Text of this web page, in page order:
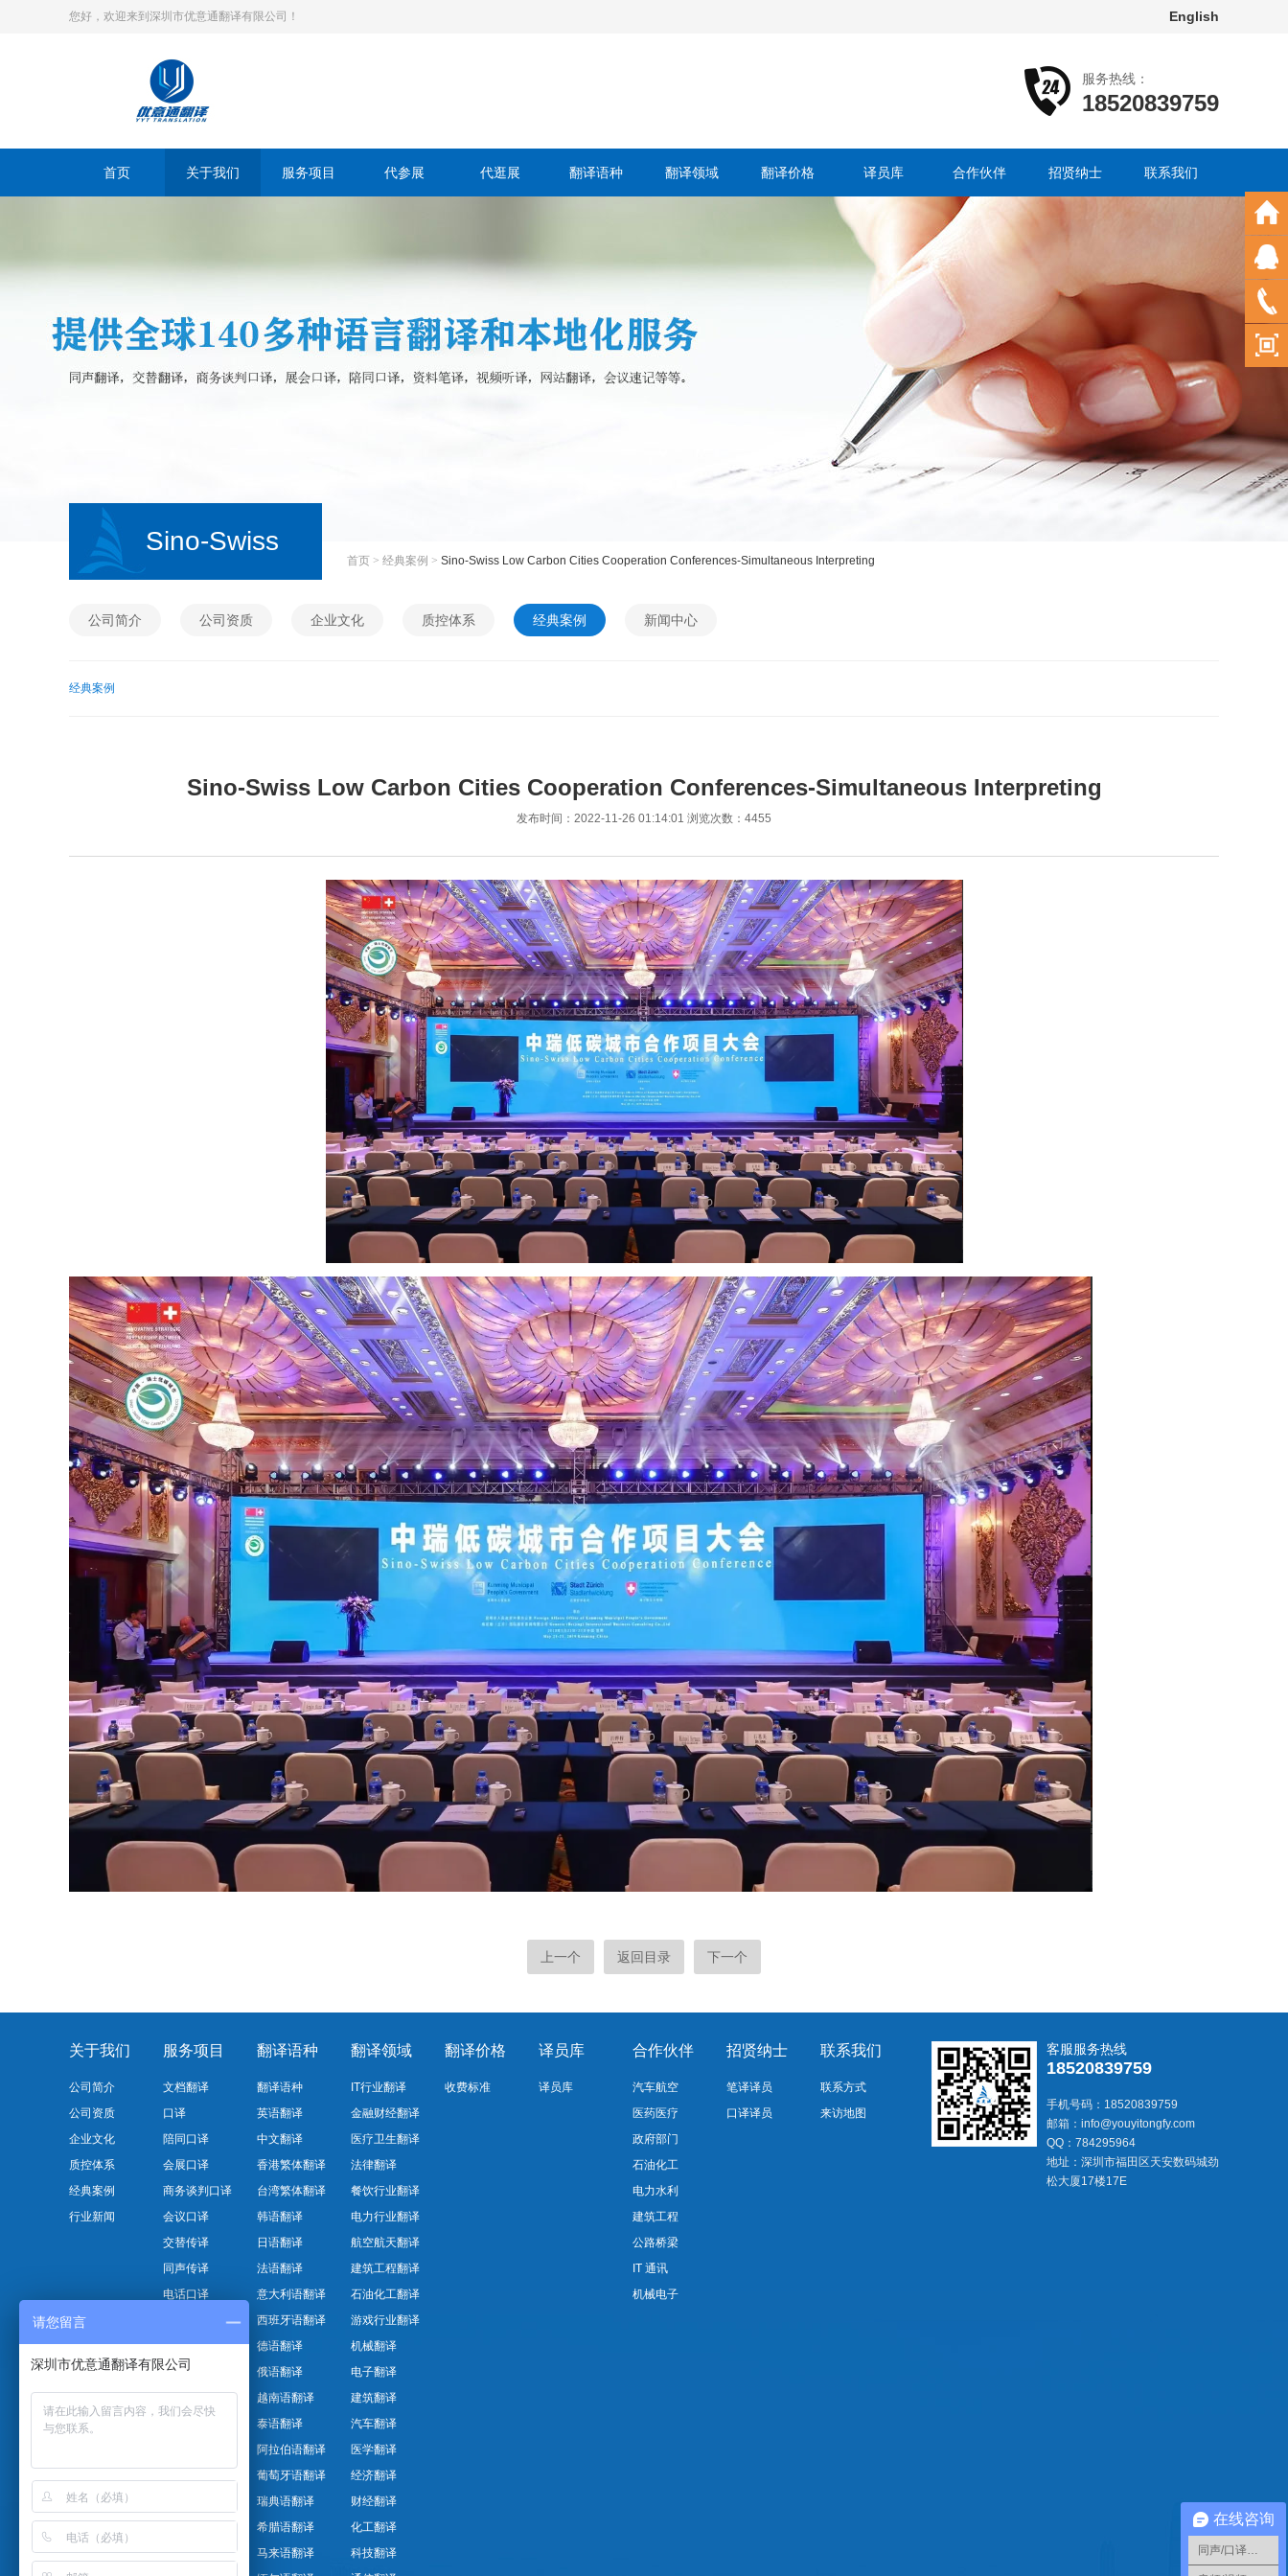
您好，欢迎来到深圳市优意通翻译有限公司！ English
服务热线：
18520839759
首页 关于我们 服务项目 代参展 代逛展 翻译语种 翻译领域 翻译价格 译员库 合作伙伴 招贤纳士 联系我们
Sino-Swiss
Low Carbon
首页 > 经典案例 > Sino-Swiss Low Carbon Cities Cooperation Conferences-Simultaneous Interpreting
公司简介 公司资质 企业文化 质控体系 经典案例 新闻中心
经典案例
Sino-Swiss Low Carbon Cities Cooperation Conferences-Simultaneous Interpreting
发布时间：2022-11-26 01:14:01 浏览次数：4455
上一个 返回目录 下一个
关于我们
公司简介
公司资质
企业文化
质控体系
经典案例
行业新闻
服务项目
文档翻译
口译
陪同口译
会展口译
商务谈判口译
会议口译
交替传译
同声传译
电话口译
本地化翻译
创译
音频和视频听译
翻译语种
翻译语种
英语翻译
中文翻译
香港繁体翻译
台湾繁体翻译
韩语翻译
日语翻译
法语翻译
意大利语翻译
西班牙语翻译
德语翻译
俄语翻译
越南语翻译
泰语翻译
阿拉伯语翻译
葡萄牙语翻译
瑞典语翻译
希腊语翻译
马来语翻译
翻译领域
IT行业翻译
金融财经翻译
医疗卫生翻译
法律翻译
餐饮行业翻译
电力行业翻译
航空航天翻译
建筑工程翻译
石油化工翻译
游戏行业翻译
机械翻译
电子翻译
建筑翻译
汽车翻译
医学翻译
经济翻译
财经翻译
化工翻译
科技翻译
翻译价格
收费标准
译员库
译员库
合作伙伴
汽车航空
医药医疗
政府部门
石油化工
电力水利
建筑工程
公路桥梁
IT 通讯
机械电子
招贤纳士
笔译译员
口译译员
联系我们
联系方式
来访地图
客服服务热线
18520839759
手机号码：18520839759
邮箱：info@youyitongfy.com
QQ：784295964
地址：深圳市福田区天安数码城劲
松大厦17楼17E
在线咨询
同声/口译翻译
请您留言
深圳市优意通翻译有限公司